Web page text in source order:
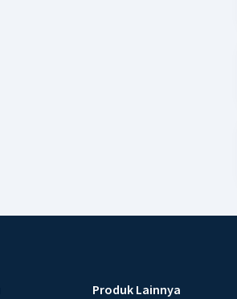
Produk Lainnya